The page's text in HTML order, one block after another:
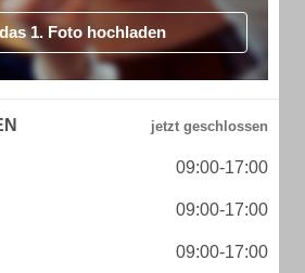
1. Foto hochladen
09:00-17:00
09:00-17:00
09:00-17:00